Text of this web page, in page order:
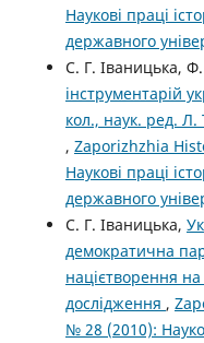
Наукові праці
державного
С. Г. Іваницька,
інструментарій
кол., наук. ред. Л.
, Zaporizhzhia
Наукові праці
державного
С. Г. Іваницька,
демократична
націєтворення
дослідження ,
№ 28 (2010):